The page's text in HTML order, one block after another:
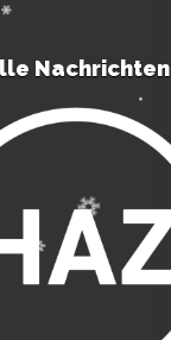
Nachrichten